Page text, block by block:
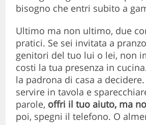
bisogno che entri subito a
Ultimo ma non ultimo, due
pratici. Se sei invitata a
genitori del tuo lui o lei, non
costi la tua presenza in
la padrona di casa a
servire in tavola e
parole, offri il tuo aiuto, ma
poi, spegni il telefono. O